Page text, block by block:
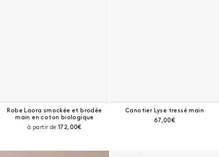
Robe Laora smockée et brodée
main en coton biologique
à partir de Prix courant :
172,00€
Canotier Lyse tressé main
Prix courant :
67,00€